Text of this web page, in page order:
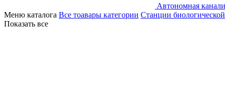
Автономная
Меню каталога Все тоавары категории Станции
Показать все